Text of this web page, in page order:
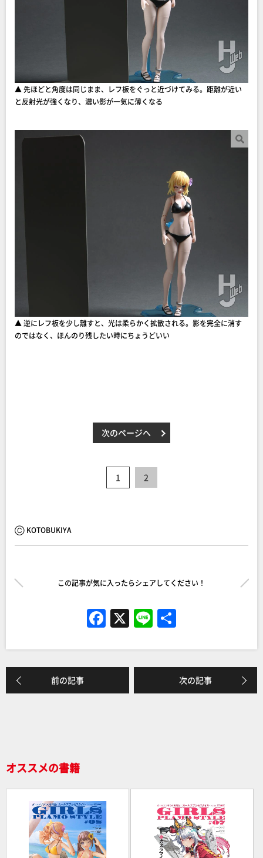
▲ 先ほどと角度は同じまま、レフ板をぐっと近づけてみる。距離が近い
と反射光が強くなり、濃い影が一気に薄くなる
▲ 逆にレフ板を少し離すと、光は柔らかく拡散される。影を完全に消す
のではなく、ほんのり残したい時にちょうどいい
次のページへ
1 2
Ⓒ KOTOBUKIYA
この記事が気に入ったらシェアしてください！
F
a
c
e
b
X Li
n
e
前の記事 次の記事
オススメの書籍